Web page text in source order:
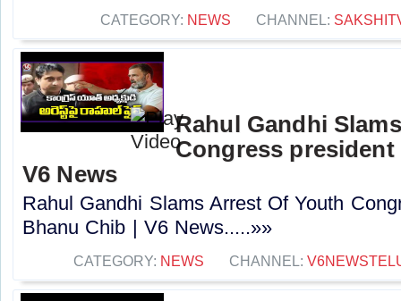
CATEGORY: NEWS CHANNEL:
Rahul Gandhi
Congress
V6 News
Rahul Gandhi Slams Arrest Of Youth
Bhanu Chib | V6 News.....»»
CATEGORY: NEWS CHANNEL: